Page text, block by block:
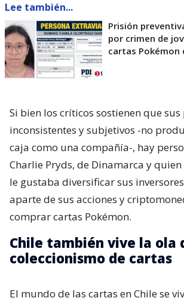
Lee también...
Prisión
por crimen de
cartas Pokémon
Si bien los críticos sostienen que sus
inconsistentes y subjetivos -no
caja como una compañía-, hay
Charlie Pryds, de Dinamarca y quien
le gustaba diversificar sus
aparte de sus acciones y
comprar cartas Pokémon.
Chile también vive la ola
coleccionismo de cartas
El mundo de las cartas en Chile se